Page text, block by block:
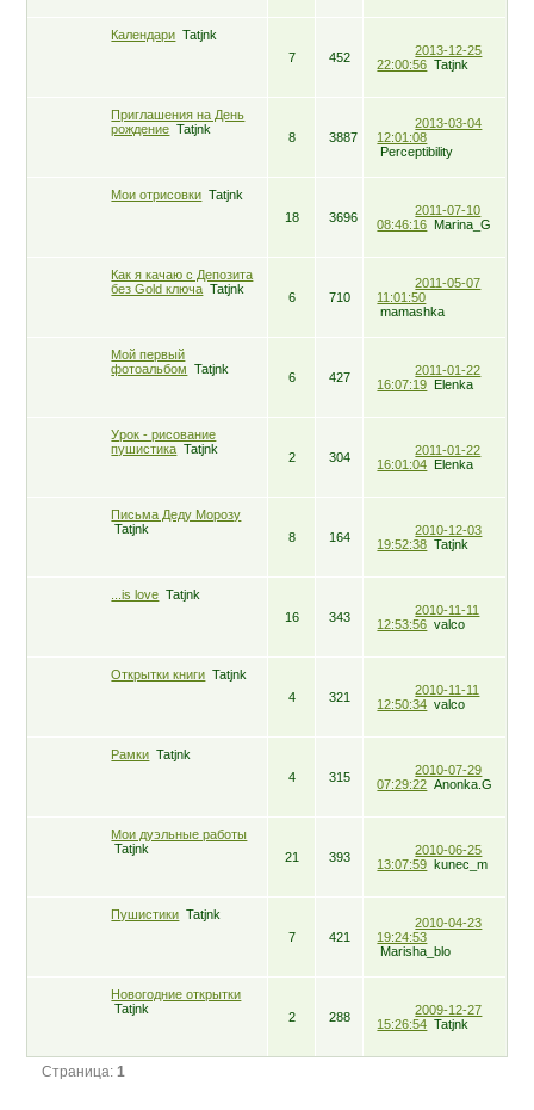
Календари Tatjnk
7
452
2013-12-25
22:00:56 Tatjnk
Приглашения на День
рождение Tatjnk
8 3887
2013-03-04
12:01:08
Perceptibility
Мои отрисовки Tatjnk
18
3696
2011-07-10
08:46:16 Marina_G
Как я качаю с Депозита
без Gold ключа Tatjnk
6 710
2011-05-07
11:01:50
mamashka
Мой первый
фотоальбом
Tatjnk
6 427
2011-01-22
16:07:19 Elenka
Урок - рисование
пушистика Tatjnk
2 304
2011-01-22
16:01:04 Elenka
Письма Деду Морозу
Tatjnk
8 164
2010-12-03
19:52:38 Tatjnk
...is love Tatjnk
16
343
2010-11-11
12:53:56 valco
Открытки книги Tatjnk
4
321
2010-11-11
12:50:34 valco
Рамки Tatjnk
4
315
2010-07-29
07:29:22 Anonka.G
Мои дуэльные работы
Tatjnk
21 393
2010-06-25
13:07:59 kunec_m
Пушистики Tatjnk
7
421
2010-04-23
19:24:53
Marisha_blo
Новогодние открытки
Tatjnk
2 288
2009-12-27
15:26:54 Tatjnk
Страница: 1